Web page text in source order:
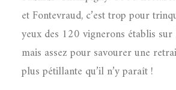
et Fontevraud, c’est trop pour
yeux des 120 vignerons établis
mais assez pour savourer une
plus pétillante qu’il n’y paraît !